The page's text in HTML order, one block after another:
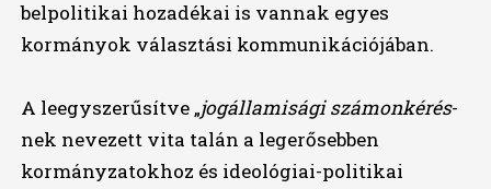
belpolitikai hozadékai is vannak egyes
kormányok választási kommunikációjában.
A leegyszerűsítve „jogállamisági számonkérés-
nek nevezett vita talán a legerősebben
kormányzatokhoz és ideológiai-politikai